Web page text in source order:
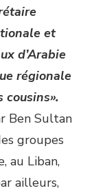
et
d’Arabie
régionale
Ben Sultan
groupes
au Liban,
ailleurs,